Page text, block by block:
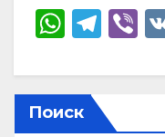
W
at
s
T
e
gr
Vi
er
Поиск